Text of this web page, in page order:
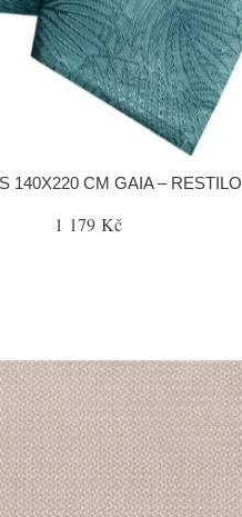
140X220 CM GAIA – RESTILO
1 179 Kč